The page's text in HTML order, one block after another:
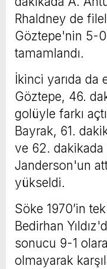
Rhaldney de
Göztepe'nin 5-
tamamlandı.
İkinci yarıda da
Göztepe, 46.
golüyle farkı
Bayrak, 61.
ve 62. dakikada
Janderson'un
yükseldi.
Söke 1970’in
Bedirhan
sonucu 9-1
olmayarak